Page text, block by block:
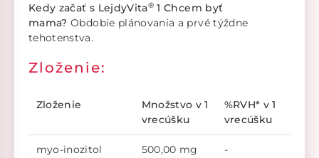
Kedy začať s LejdyVita® 1 Chcem byť
mama? Obdobie plánovania a prvé týždne
tehotenstva.
Zloženie:
Zloženie
Množstvo v 1
vrecúšku
%RVH* v 1
vrecúšku
myo-inozitol 500,00 mg -